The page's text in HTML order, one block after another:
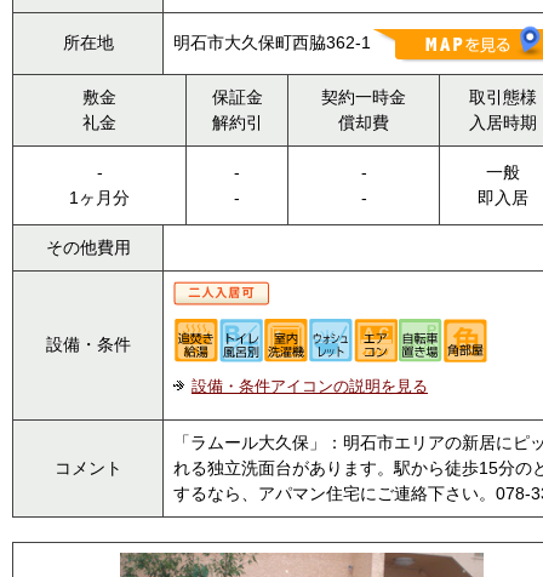
所在地 明石市大久保町西脇362-1
敷金
礼金
保証金
解約引
契約一時金
償却費
取引態様
入居時期
-
1ヶ月分
-
-
-
-
一般
即入居
その他費用
設備・条件
設備・条件アイコンの説明を見る
コメント
「ラムール大久保」：明石市エリアの新居に
れる独立洗面台があります。駅から徒歩15分
するなら、アパマン住宅にご連絡下さい。078-